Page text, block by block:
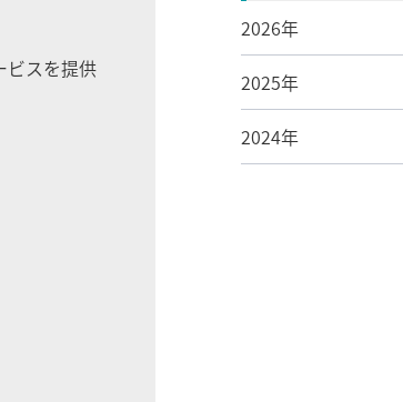
ビスを提供
2026年
8月(1)
7月(1)
2025年
12月(3)
2024年